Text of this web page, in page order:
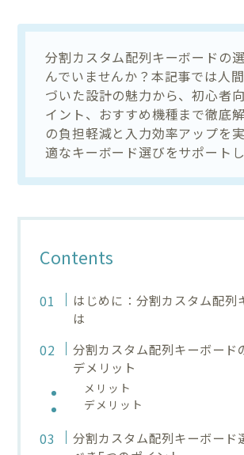
分割カスタム配列キーボードの
んでいませんか？本記事では人
づいた設計の魅力から、初心者
イント、おすすめ機種まで徹底
の負担軽減と入力効率アップを
適なキーボード選びをサポートし
Contents
はじめに：分割カスタム配列
は
分割カスタム配列キーボード
デメリット
メリット
デメリット
分割カスタム配列キーボード